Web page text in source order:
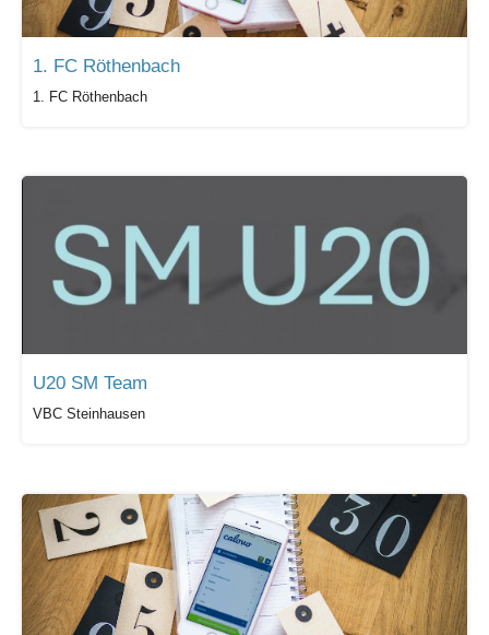
1. FC Röthenbach
1. FC Röthenbach
U20 SM Team
VBC Steinhausen